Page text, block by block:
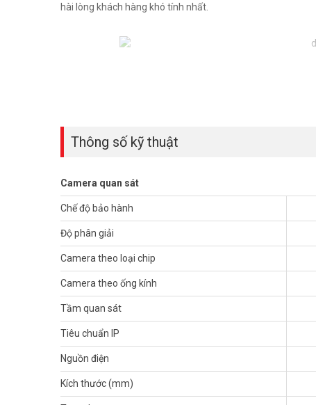
hài lòng khách hàng khó tính nhất.
Thông số kỹ thuật camera HDCVI 2MP
– Camera thế hệ S4 hỗ trợ HDCVI/HDTVI/AHD/ANALOG,
– Độ phân giải 2MP kích thước 1/2.7”, 30fps@1080P.
– Thời gian thực không trễ hình, độ nhạy sáng tối thiểu
– Ống kính cố định 3.6mm.
– Chế độ ngày đêm(ICR), tự động cân bằng trắng (AWB),
– Chuẩn chống nước IP67.
– Chất liệu vỏ kim loại.
– Kích thước: 176mm×72.4mm×72.5mm.
– Trọng lượng: 0.34kg.
– Xuất xứ: Trung Quốc.
– Bảo hành: 24 tháng.
Camera giám sát
Để cập nhật thông tin giá camera giám sát DAHUA mới
– Facebook:
– Youtube:https://www.youtube.com/c/
– Website:https://vuhoangtelecom.vn/
Thông số kỹ thuật
Camera quan sát
Chế độ bảo hành
Độ phân giải
Camera theo loại chip
Camera theo ống kính
Tầm quan sát
Tiêu chuẩn IP
Nguồn điện
Kích thước (mm)